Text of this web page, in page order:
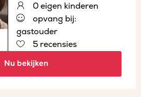
0 eigen kinderen
opvang bij:
gastouder
5 recensies
Nu bekijken